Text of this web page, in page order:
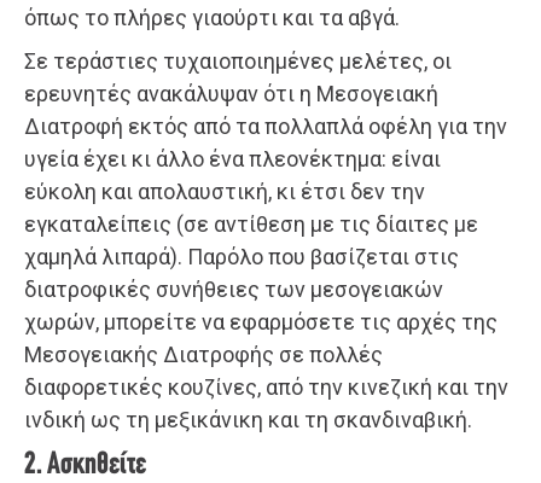
όπως το πλήρες γιαούρτι και τα αβγά.
Σε τεράστιες τυχαιοποιημένες μελέτες, οι
ερευνητές ανακάλυψαν ότι η Μεσογειακή
Διατροφή εκτός από τα πολλαπλά οφέλη για την
υγεία έχει κι άλλο ένα πλεονέκτημα: είναι
εύκολη και απολαυστική, κι έτσι δεν την
εγκαταλείπεις (σε αντίθεση με τις δίαιτες με
χαμηλά λιπαρά). Παρόλο που βασίζεται στις
διατροφικές συνήθειες των μεσογειακών
χωρών, μπορείτε να εφαρμόσετε τις αρχές της
Μεσογειακής Διατροφής σε πολλές
διαφορετικές κουζίνες, από την κινεζική και την
ινδική ως τη μεξικάνικη και τη σκανδιναβική.
2. Ασκηθείτε